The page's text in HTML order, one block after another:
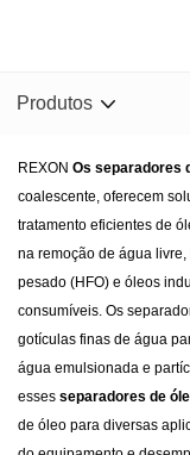
Produtos
REXON Os separadores
coalescente, oferecem
tratamento eficientes de
na remoção de água
pesado (HFO) e óleos
consumíveis. Os
gotículas finas de água
água emulsionada e
esses separadores de
de óleo para diversas